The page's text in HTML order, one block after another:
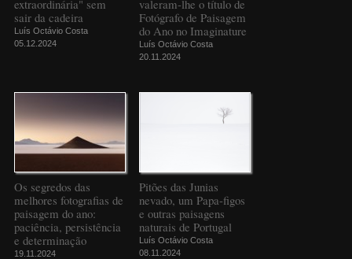
extraordinária" sem
sair da cadeira
Luís Octávio Costa
05.12.2024
valeram-lhe o título de
Fotógrafo de Paisagem
do Ano no Imaginature
Luís Octávio Costa
20.11.2024
Os segredos das
melhores fotografias de
paisagem do ano:
paciência, persistência
e determinação
19.11.2024
Pitões das Junias
nevado, um Papa-figos
e outras paisagens
naturais de Portugal
Luís Octávio Costa
08.11.2024